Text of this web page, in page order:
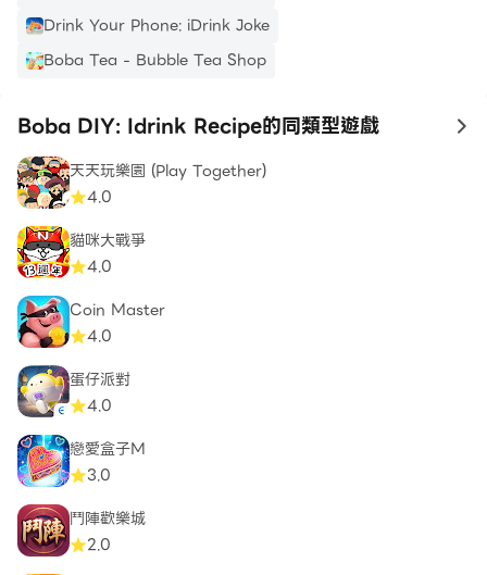
Drink Your Phone: iDrink Joke
Boba Tea - Bubble Tea Shop
Boba DIY: Idrink Recipe的同類型遊戲 to
天天玩樂園 (Play Together)
4.0
貓咪大戰爭
4.0
Coin Master
4.0
蛋仔派對
4.0
戀愛盒子M
3.0
鬥陣歡樂城
2.0